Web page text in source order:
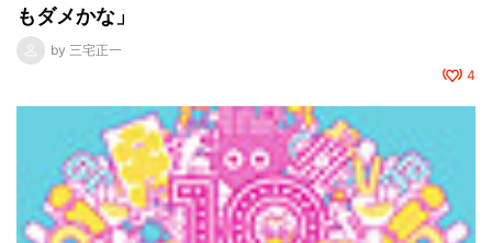
もダメかな」
by 三宅正一
4